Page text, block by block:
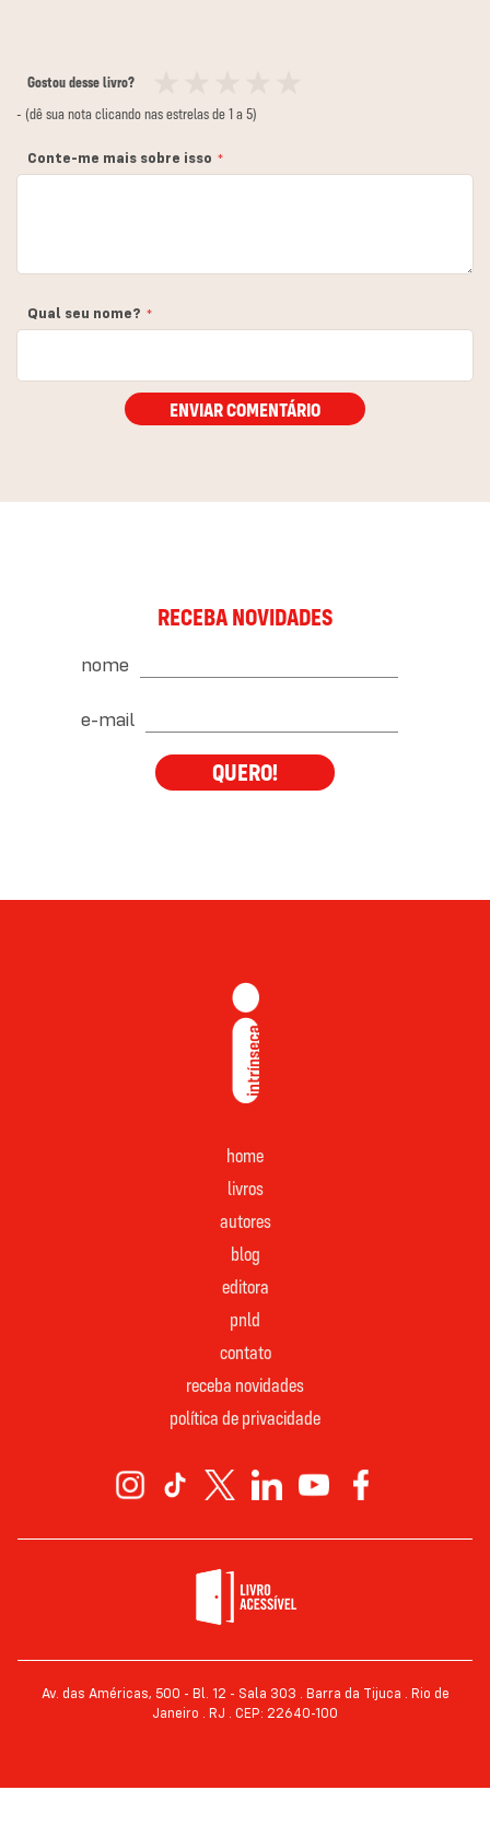
Gostou desse livro?
12
3
4
5
- (dê sua nota clicando nas estrelas de 1 a 5)
Conte-me mais sobre isso
Qual seu nome?
ENVIAR COMENTÁRIO
RECEBA NOVIDADES
nome
e-mail
QUERO!
home
livros
autores
blog
editora
pnld
contato
receba novidades
política de privacidade
Av. das Américas, 500 - Bl. 12 - Sala 303 . Barra da Tijuca . Rio de
Janeiro . RJ . CEP: 22640-100